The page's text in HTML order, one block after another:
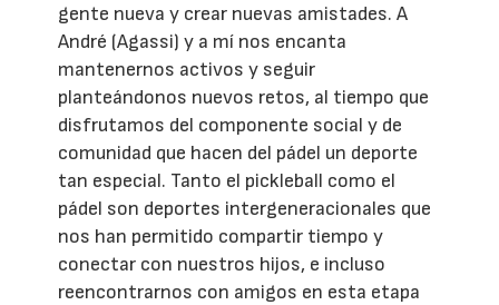
gente nueva y crear nuevas amistades. A
André (Agassi) y a mí nos encanta
mantenernos activos y seguir
planteándonos nuevos retos, al tiempo que
disfrutamos del componente social y de
comunidad que hacen del pádel un deporte
tan especial. Tanto el pickleball como el
pádel son deportes intergeneracionales que
nos han permitido compartir tiempo y
conectar con nuestros hijos, e incluso
reencontrarnos con amigos en esta etapa